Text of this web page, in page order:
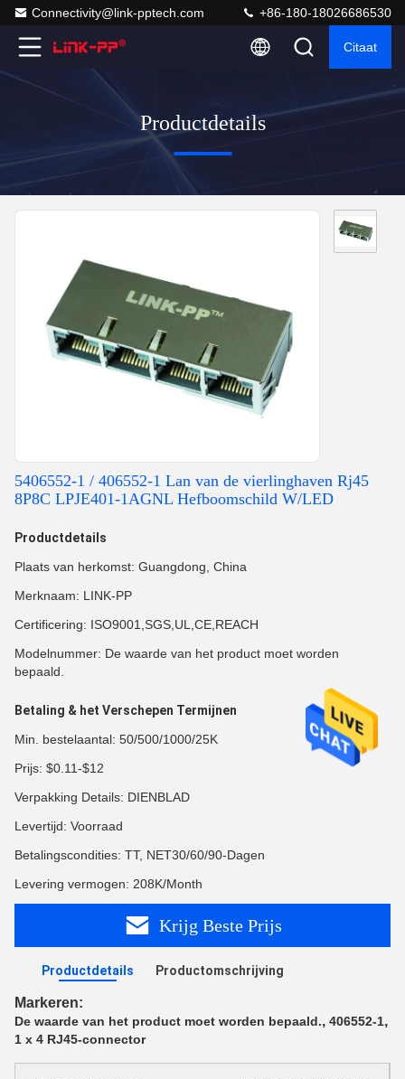
Connectivity@link-pptech.com +86-180-18026686530
Citaat
Productdetails
5406552-1 / 406552-1 Lan van de vierlinghaven Rj45
8P8C LPJE401-1AGNL Hefboomschild W/LED
Productdetails
Plaats van herkomst: Guangdong, China
Merknaam: LINK-PP
Certificering: ISO9001,SGS,UL,CE,REACH
Modelnummer: De waarde van het product moet worden
bepaald.
Betaling & het Verschepen Termijnen
Min. bestelaantal: 50/500/1000/25K
Prijs: $0.11-$12
Verpakking Details: DIENBLAD
Levertijd: Voorraad
Betalingscondities: TT, NET30/60/90-Dagen
Levering vermogen: 208K/Month
Krijg Beste Prijs
Productdetails Productomschrijving
Markeren:
De waarde van het product moet worden bepaald., 406552-1,
1 x 4 RJ45-connector